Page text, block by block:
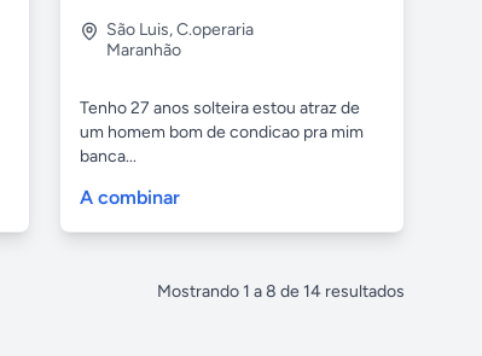
São Luis,C.operaria
Maranhão
Tenho 27 anos solteira estou atraz de
um homem bom de condicao pra mim
banca...
A combinar
Mostrando 1 a8 de 14 resultados